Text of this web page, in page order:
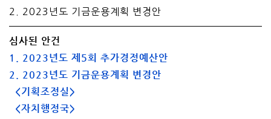
2. 2023년도 기금운용계획 변경안
심사된 안건
1. 2023년도 제5회 추가경정예산안
2. 2023년도 기금운용계획 변경안
<기획조정실>
<자치행정국>